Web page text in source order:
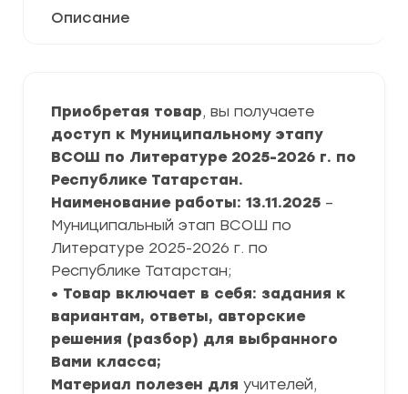
Описание
Приобретая товар, вы получаете
доступ к Муниципальному этапу
ВСОШ по Литературе 2025-2026 г. по
Республике Татарстан.
Наименование работы: 13.11.2025 –
Муниципальный этап ВСОШ по
Литературе 2025-2026 г. по
Республике Татарстан;
• Товар включает в себя: задания к
вариантам, ответы, авторские
решения (разбор) для выбранного
Вами класса;
Материал полезен для учителей,